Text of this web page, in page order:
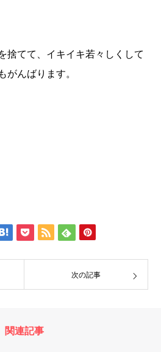
捨てて、イキイキ若々しくして
がんばります。
次の記事
関連記事